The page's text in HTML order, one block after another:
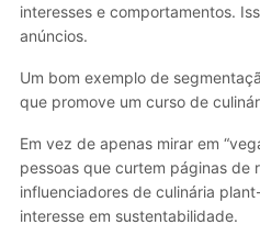
interesses e comportamentos.
anúncios.
Um bom exemplo de
que promove um curso de
Em vez de apenas mirar em
pessoas que curtem páginas de
influenciadores de culinária
interesse em sustentabilidade.